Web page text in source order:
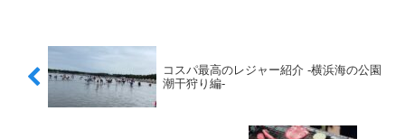
コスパ最高のレジャー紹介 -横浜海の公園
潮干狩り編-